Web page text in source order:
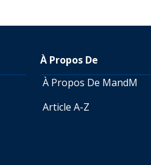
À Propos De
À Propos De MandM
Article A-Z